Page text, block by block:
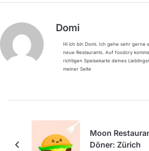
Domi
Hi ich bin Domi. Ich gehe sehr gerne
neue Restaurants. Auf foodcry
richtigen Speisekarte deines
meiner Seite
Moon
Döner: Zürich